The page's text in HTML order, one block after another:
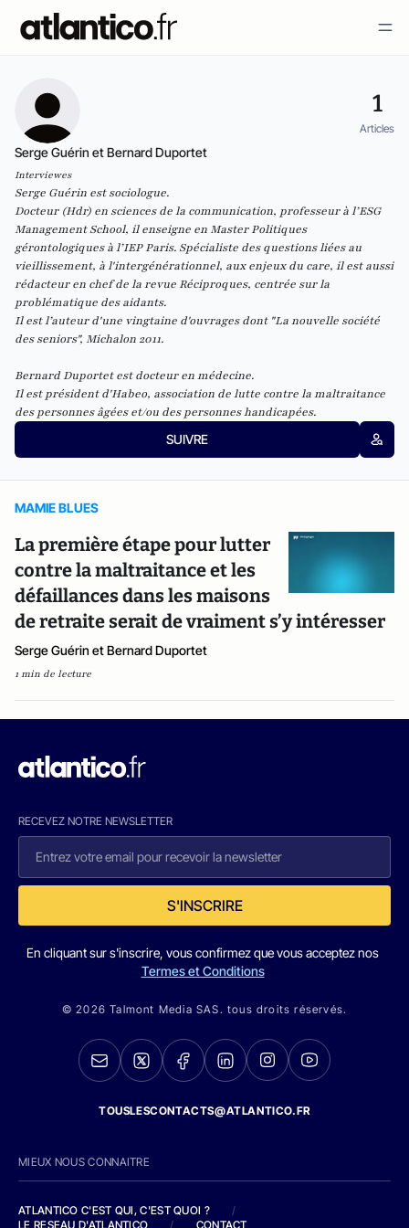
1
Articles
Serge Guérin et Bernard Duportet
Interviewes
Serge Guérin est sociologue.
Docteur (Hdr) en sciences de la communication, professeur à l’ESG
Management School, il enseigne en Master Politiques
gérontologiques à l’IEP Paris. Spécialiste des questions liées au
vieillissement, à l'intergénérationnel, aux enjeux du care, il est aussi
rédacteur en chef de la revue Réciproques, centrée sur la
problématique des aidants.
Il est l’auteur d'une vingtaine d'ouvrages dont "La nouvelle société
des seniors", Michalon 2011.
Bernard Duportet est docteur en médecine.
Il est président d'Habeo, association de lutte contre la maltraitance
des personnes âgées et/ou des personnes handicapées.
SUIVRE
MAMIE BLUES
La première étape pour lutter
contre la maltraitance et les
défaillances dans les maisons
de retraite serait de vraiment s’y intéresser
Serge Guérin et Bernard Duportet
1 min de lecture
RECEVEZ NOTRE NEWSLETTER
S'INSCRIRE
En cliquant sur s'inscrire, vous confirmez que vous acceptez nos
Termes et Conditions
© 2026 Talmont Media SAS. tous droits réservés.
TOUSLESCONTACTS@ATLANTICO.FR
MIEUX NOUS CONNAITRE
ATLANTICO C'EST QUI, C'EST QUOI ?
/
LE RESEAU D'ATLANTICO
/ CONTACT